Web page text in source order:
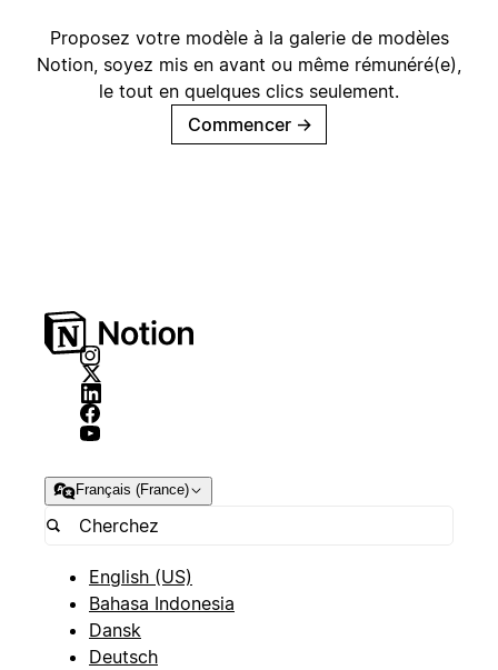
Proposez votre modèle à la galerie de modèles
Notion, soyez mis en avant ou même rémunéré(e),
le tout en quelques clics seulement.
Commencer →
Français (France)
English (US)
Bahasa Indonesia
Dansk
Deutsch